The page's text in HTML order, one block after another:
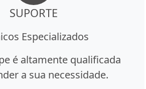
SUPORTE
Especializados
é altamente qualificada
a sua necessidade.